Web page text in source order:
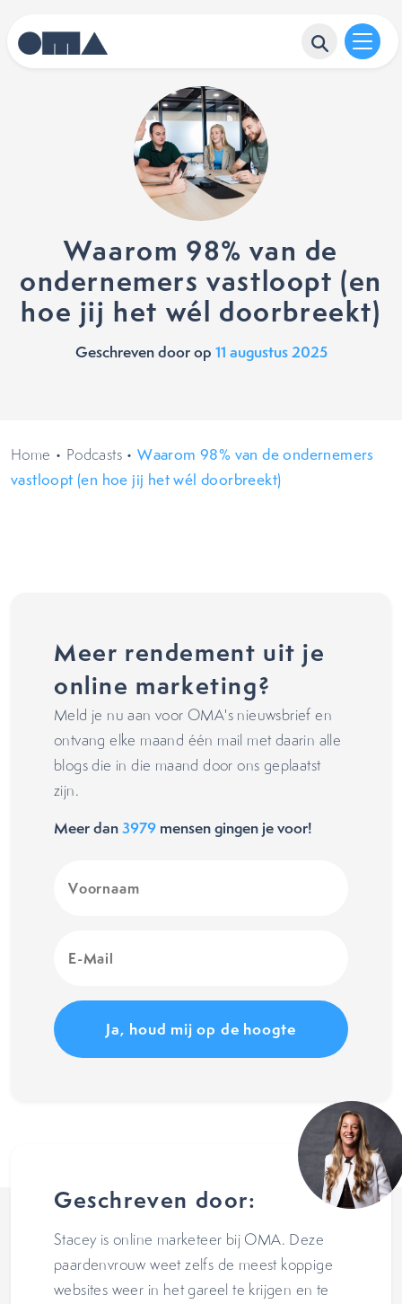
Waarom 98% van de
ondernemers vastloopt (en
hoe jij het wél doorbreekt)
Geschreven doorop 11 augustus 2025
Home • Podcasts •Waarom 98% van de ondernemers
vastloopt (en hoe jij het wél doorbreekt)
Meer rendement uit je
online marketing?
Meld je nu aan voor OMA's nieuwsbrief en
ontvang elke maand één mail met daarin alle
blogs die in die maand door ons geplaatst
zijn.
Meer dan3979 mensen gingen je voor!
(Vereist)
Mail
Geschreven door:
Stacey is online marketeer bij OMA. Deze
paardenvrouw weet zelfs de meest koppige
websites weer in het gareel te krijgen en te